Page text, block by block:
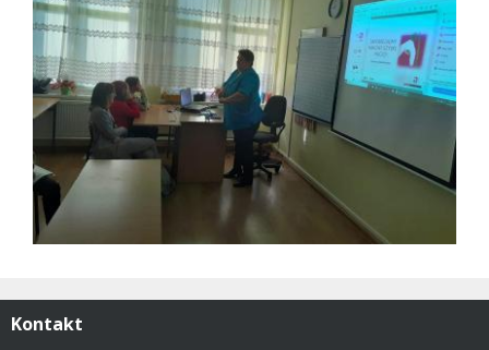
Kontakt